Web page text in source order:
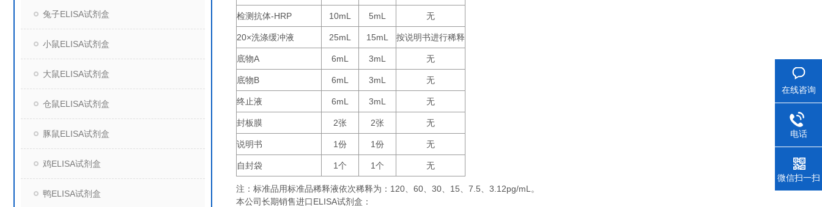
兔子ELISA试剂盒
小鼠ELISA试剂盒
大鼠ELISA试剂盒
仓鼠ELISA试剂盒
豚鼠ELISA试剂盒
鸡ELISA试剂盒
鸭ELISA试剂盒
检测抗体-HRP 10mL 5mL 无
20×洗涤缓冲液 25mL 15mL 按说明书进行稀释
底物A 6mL 3mL 无
底物B 6mL 3mL 无
终止液 6mL 3mL 无
封板膜 2张 2张 无
说明书 1 份 1 份 无
自封袋 1 个 1 个 无
注：标准品用标准品稀释液依次稀释为： 120、 60、 30、 15、 7.5、 3.12pg/mL。
本公司长期销售进口ELISA试剂盒：
在线咨询
电话
微信扫一扫